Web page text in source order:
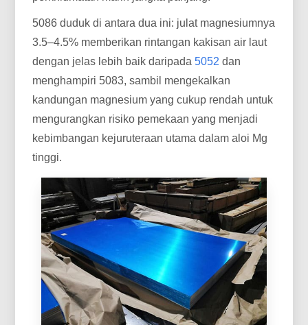
5086 duduk di antara dua ini: julat magnesiumnya
3.5–4.5% memberikan rintangan kakisan air laut
dengan jelas lebih baik daripada5052 dan
menghampiri 5083, sambil mengekalkan
kandungan magnesium yang cukup rendah untuk
mengurangkan risiko pemekaan yang menjadi
kebimbangan kejuruteraan utama dalam aloi Mg
tinggi.